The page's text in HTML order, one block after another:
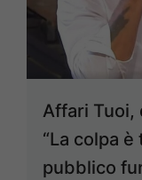
Affari Tuoi,
“La colpa
pubblico